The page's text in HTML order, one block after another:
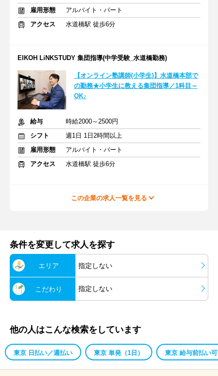
雇用形態
アルバイト・パート
アクセス
水道橋駅 徒歩6分
EIKOH LiNKSTUDY 集団指導(中学受験_水道橋勤務)
【オンライン塾講師(小学生)】水道橋本部で
の勤務★小学生に教える集団指導／1科目～
OK♪
給与
時給2000～2500円
シフト
週1日 1日2時間以上
雇用形態
アルバイト・パート
アクセス
水道橋駅 徒歩6分
この企業の求人一覧を見る
条件を変更して求人を探す
エリア 指定しない
こだわり 指定しない
他の人はこんな検索をしています
東京 日払い／週払い 東京 単発（1日） 東京 給与前払い可